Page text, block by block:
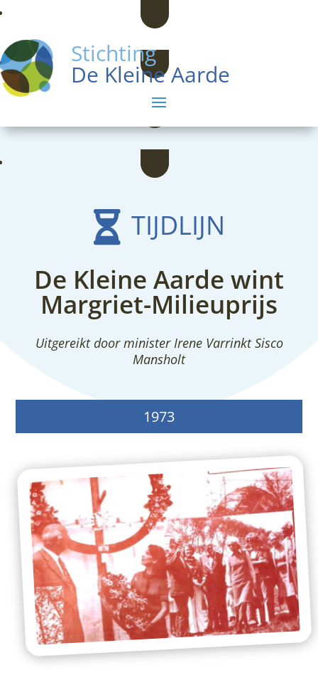
Stichting
De Kleine Aarde
 TIJDLIJN
De Kleine Aarde wint
Margriet-Milieuprijs
Uitgereikt door minister Irene Varrinkt Sisco
Mansholt
1973